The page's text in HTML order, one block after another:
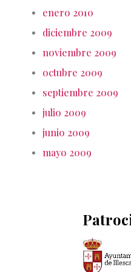
enero 2010
diciembre 2009
noviembre 2009
octubre 2009
septiembre 2009
julio 2009
junio 2009
mayo 2009